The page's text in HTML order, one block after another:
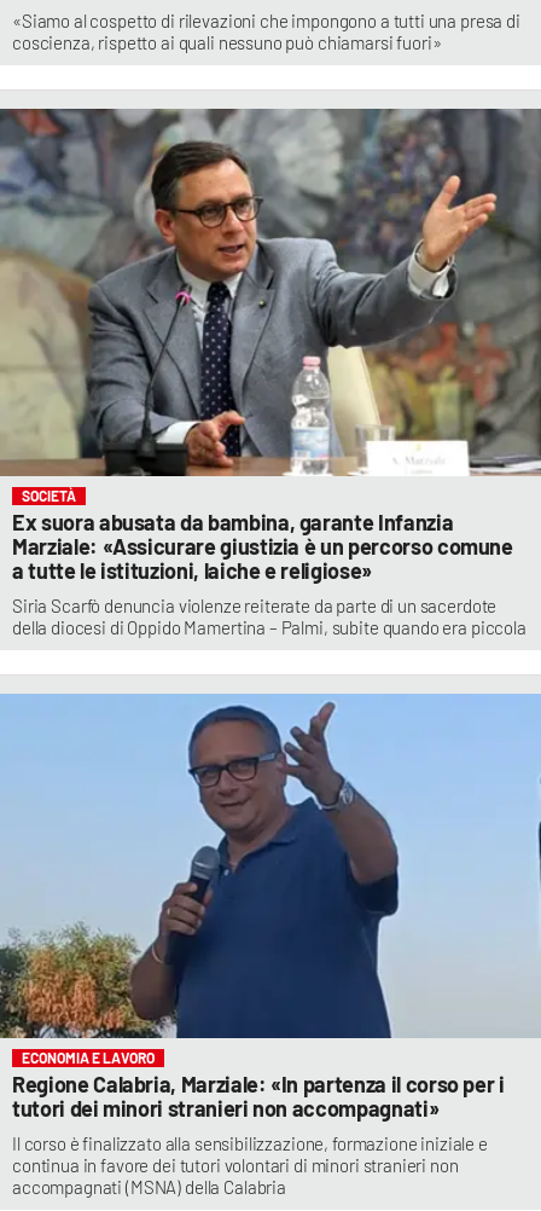
«Siamo al cospetto di rilevazioni che impongono a tutti una presa di
coscienza, rispetto ai quali nessuno può chiamarsi fuori»
SOCIETÀ
Ex suora abusata da bambina, garante Infanzia
Marziale: «Assicurare giustizia è un percorso comune
a tutte le istituzioni, laiche e religiose»
Siria Scarfò denuncia violenze reiterate da parte di un sacerdote
della diocesi di Oppido Mamertina – Palmi, subite quando era piccola
ECONOMIA E LAVORO
Regione Calabria, Marziale: «In partenza il corso per i
tutori dei minori stranieri non accompagnati»
Il corso è finalizzato alla sensibilizzazione, formazione iniziale e
continua in favore dei tutori volontari di minori stranieri non
accompagnati (MSNA) della Calabria